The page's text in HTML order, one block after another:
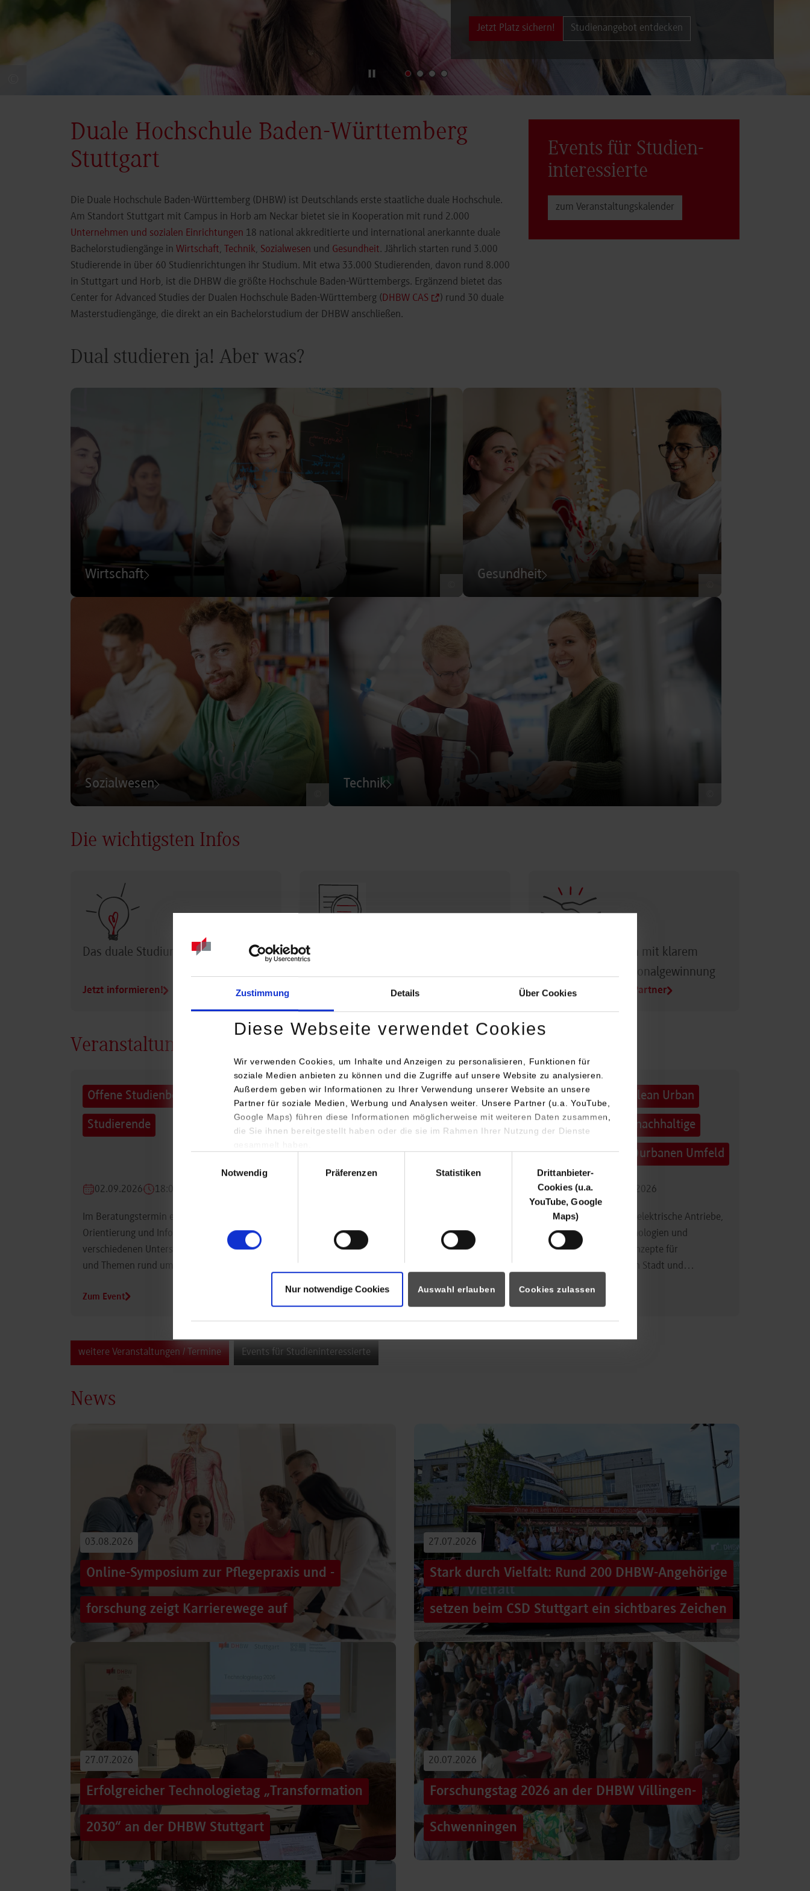
Zustimmung Details Über Cookies
Diese Webseite verwendet Cookies
Wir verwenden Cookies, um Inhalte und Anzeigen zu personalisieren, Funktionen für
soziale Medien anbieten zu können und die Zugriffe auf unsere Website zu analysieren.
Außerdem geben wir Informationen zu Ihrer Verwendung unserer Website an unsere
Partner für soziale Medien, Werbung und Analysen weiter. Unsere Partner (u.a. YouTube,
Google Maps) führen diese Informationen möglicherweise mit weiteren Daten zusammen,
die Sie ihnen bereitgestellt haben oder die sie im Rahmen Ihrer Nutzung der Dienste
Notwendig
Präferenzen Statistiken
Drittanbieter-
Cookies (u.a.
YouTube, Google
Maps)
Nur notwendige Cookies Auswahl erlauben Cookies zulassen
Jetzt Platz sichern! Studienangebot entdecken
Duale Hochschule Baden-Württemberg
Stuttgart
Die Duale Hochschule Baden-Württemberg (DHBW) ist Deutschlands erste staatliche duale Hochschule.
Am Standort Stuttgart mit Campus in Horb am Neckar bietet sie in Kooperation mit rund 2.000
Unternehmen und sozialen Einrichtungen 18 national akkreditierte und international anerkannte duale
Bachelorstudiengänge in Wirtschaft, Technik, Sozialwesen und Gesundheit. Jährlich starten rund 3.000
Studierende in über 60 Studienrichtungen ihr Studium. Mit etwa 33.000 Studierenden, davon rund 8.000
in Stuttgart und Horb, ist die DHBW die größte Hochschule Baden-Württembergs. Ergänzend bietet das
Center for Advanced Studies der Dualen Hochschule Baden-Württemberg (DHBW CAS
) rund 30 duale
Masterstudiengänge, die direkt an ein Bachelorstudium der DHBW anschließen.
Events für Studien­
interessierte
zum Veranstaltungs­kalender
Dual studieren ja! Aber was?
Wirtschaft Gesundheit
Sozialwesen Technik
Die wichtigsten Infos
Das duale Studium im Überblick
Jetzt informieren! Profil der DHBW Stuttgart
Dualer Partner sein mit klarem
Vorteil bei der Personalgewinnung
Alle Infos für Duale Partner
Veranstaltungen
Offene Studienberatung für
Studierende
02.09.2026 18:00 Uhr
Im Beratungstermin erhalten Studierende
Orientierung und Informationen zu
verschiedenen Unterstützungsmöglichkeiten
und Themen rund um das Studium.
Zum Event
INDIS-Infoveranstaltung für
Studierende
Studierende
Zum Event
Technologietag: Clean Urban
Transportation – nachhaltige
Mobilität im (sub)urbanen Umfeld
16.09.2026 - 17.09.2026
Im Mittelpunkt stehen elektrische Antriebe,
moderne Batterietechnologien und
innovative Fahrzeugkonzepte für
nachhaltige Mobilität in Stadt und…
weitere Veranstaltungen / Termine Events für Studieninteressierte
News
03.08.2026
Online-Symposium zur Pflegepraxis und -
forschung zeigt Karrierewege auf
Von der Promotion in Australien über die Weiterentwicklung
Führungsaufgaben – Drei…
Beitrag lesen
27.07.2026
Stark durch Vielfalt: Rund 200 DHBW-Angehörige
setzen beim CSD Stuttgart ein sichtbares Zeichen
Hunderttausende Menschen säumten am Samstag die Straßen der
Stuttgarter Innenstadt. Mitten im farbenfrohen Zug: ein eigener DHBW-
Truck, eine große…
Beitrag lesen
27.07.2026
Erfolgreicher Technologietag „Transformation
2030“ an der DHBW Stuttgart
Wie gelingt Transformation in einer Zeit, in der sich Technologien, Märkte
und gesellschaftliche Rahmenbedingungen immer schneller verändern?
Genau…
20.07.2026
Forschungstag 2026 an der DHBW Villingen-
Schwenningen
Grenzen überschreiten – und dennoch eine Verbindung schaffen, mit